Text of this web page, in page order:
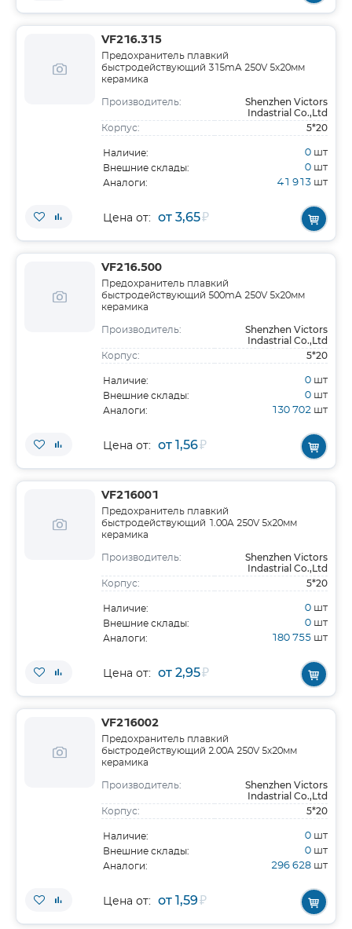
VF216.315
Предохранитель плавкий
быстродействующий 315mA 250V 5х20мм
керамика
Производитель:
Shenzhen Victors
Indastrial Co.,Ltd
Корпус: 5*20
Наличие: 0 шт
Внешние склады: 0 шт
Аналоги: 41 913 шт
Цена от: от 3,65₽
VF216.500
Предохранитель плавкий
быстродействующий 500mA 250V 5х20мм
керамика
Производитель:
Shenzhen Victors
Indastrial Co.,Ltd
Корпус: 5*20
Наличие: 0 шт
Внешние склады: 0 шт
Аналоги: 130 702 шт
Цена от: от 1,56₽
VF216001
Предохранитель плавкий
быстродействующий 1.00A 250V 5х20мм
керамика
Производитель:
Shenzhen Victors
Indastrial Co.,Ltd
Корпус: 5*20
Наличие: 0 шт
Внешние склады: 0 шт
Аналоги: 180 755 шт
Цена от: от 2,95₽
VF216002
Предохранитель плавкий
быстродействующий 2.00A 250V 5х20мм
керамика
Производитель:
Shenzhen Victors
Indastrial Co.,Ltd
Корпус: 5*20
Наличие: 0 шт
Внешние склады: 0 шт
Аналоги: 296 628 шт
Цена от: от 1,59₽